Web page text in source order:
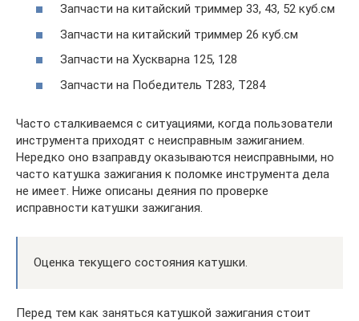
Запчасти на китайский триммер 33, 43, 52 куб.см
Запчасти на китайский триммер 26 куб.см
Запчасти на Хускварна 125, 128
Запчасти на Победитель Т283, Т284
Часто сталкиваемся с ситуациями, когда пользователи
инструмента приходят с неисправным зажиганием.
Нередко оно взаправду оказываются неисправными, но
часто катушка зажигания к поломке инструмента дела
не имеет. Ниже описаны деяния по проверке
исправности катушки зажигания.
Оценка текущего состояния катушки.
Перед тем как заняться катушкой зажигания стоит